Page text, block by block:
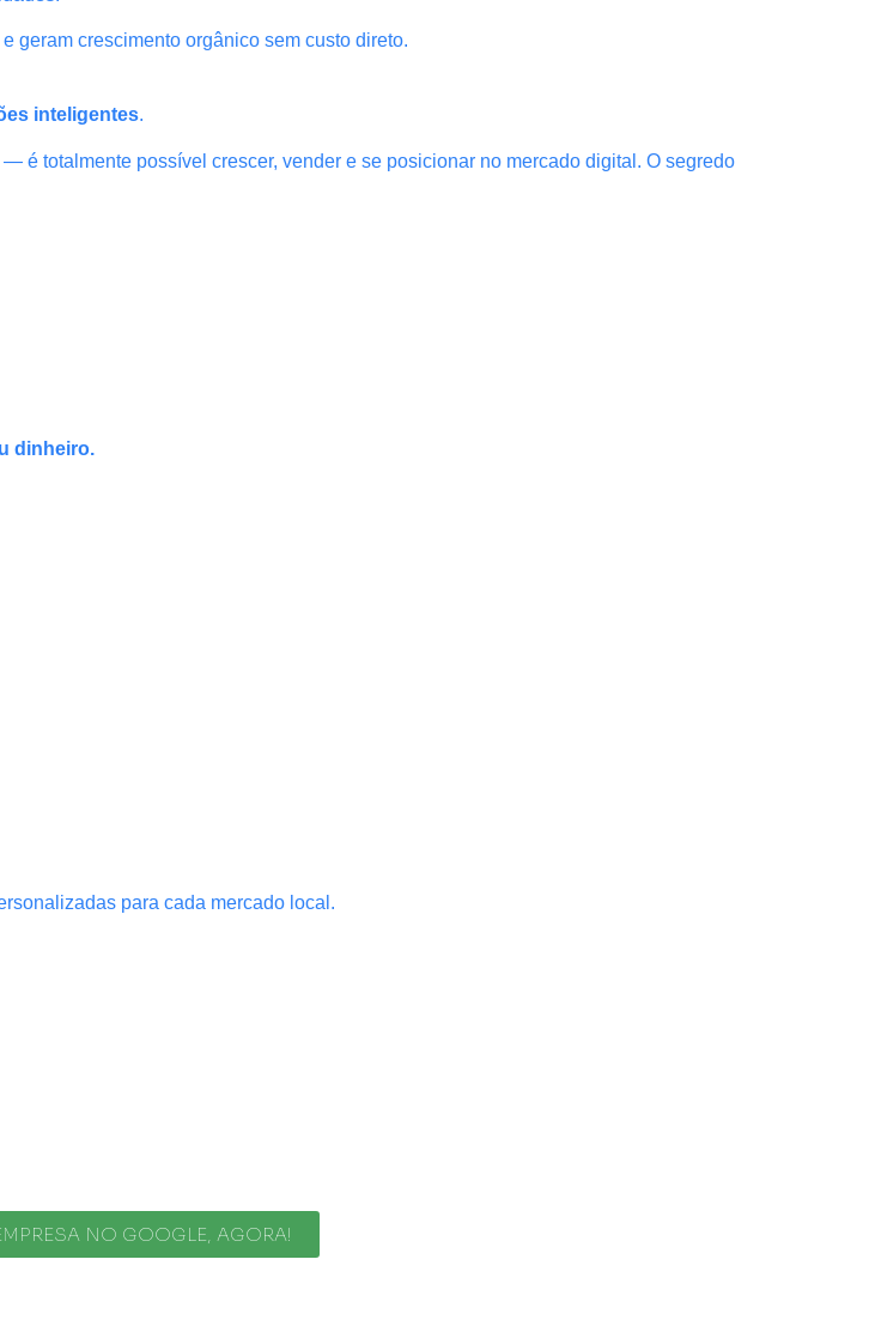
geram crescimento orgânico sem custo direto.
inteligentes.
totalmente possível crescer, vender e se posicionar no mercado digital. O segredo
dinheiro.
para cada mercado local.
NO GOOGLE, AGORA!